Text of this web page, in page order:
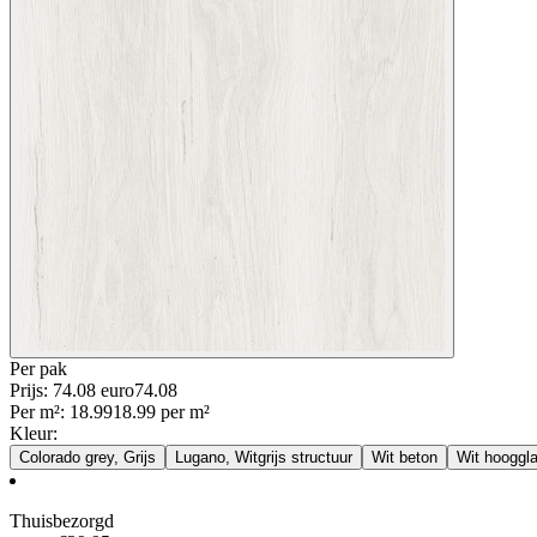
Per pak
Prijs: 74.08 euro74.08
Per m²: 18.9918.99 per m²
Kleur:
Colorado grey, Grijs Lugano, Witgrijs structuur Wit beton Wit
Thuisbezorgd